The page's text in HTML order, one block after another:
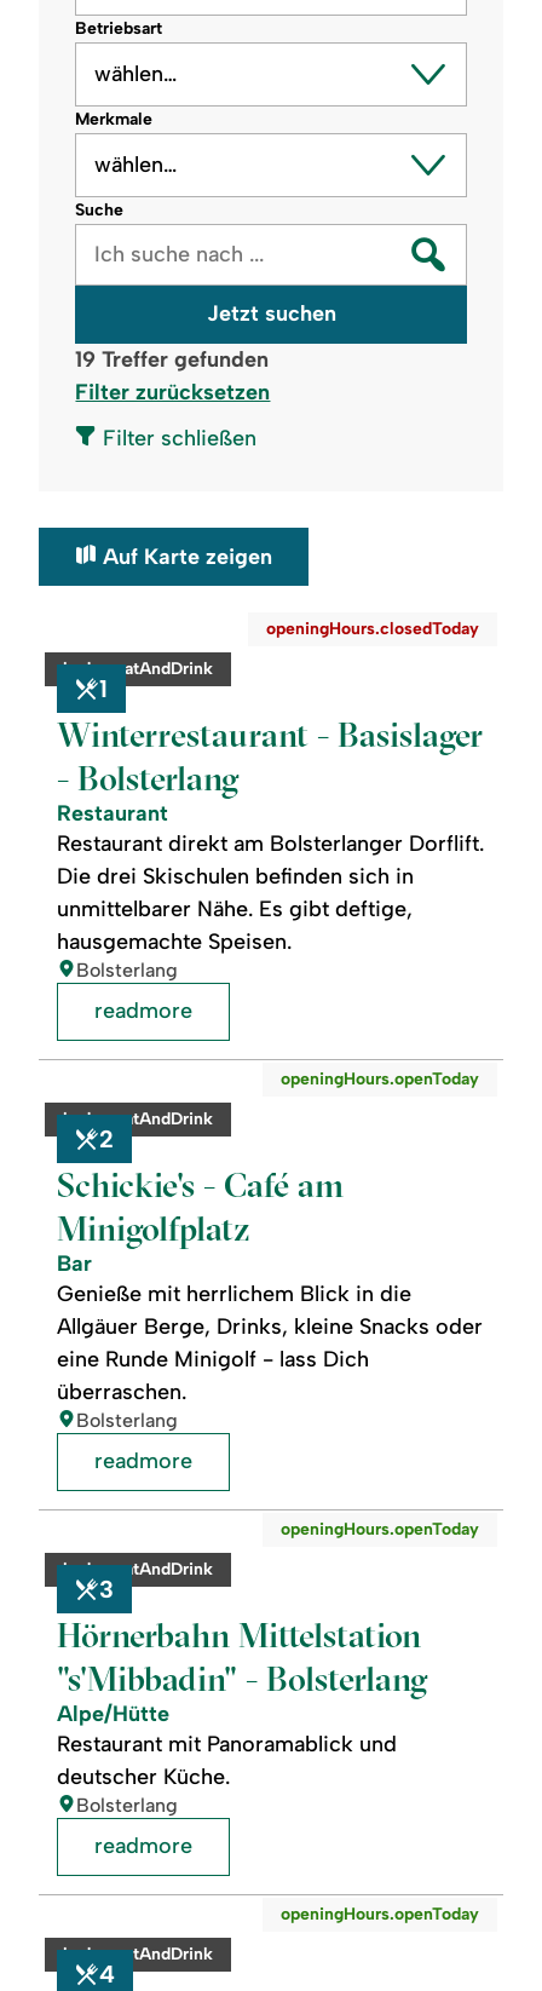
Betriebsart
wählen…
Merkmale
wählen…
Suche
Jetzt suchen
19 Treffer gefunden
Filter zurücksetzen
Filter schließen
Auf Karte zeigen
category:
badge.eatAndDrink
openingHours.closedToday
1
Winterrestaurant - Basislager
- Bolsterlang
Restaurant
Restaurant direkt am Bolsterlanger Dorflift.
Die drei Skischulen befinden sich in
unmittelbarer Nähe. Es gibt deftige,
hausgemachte Speisen.
location:
Bolsterlang
readmore:
Winterrestaurant
Basislager
Bolsterlang
readmore
category:
badge.eatAndDrink
openingHours.openToday
2
Schickie's - Café am
Minigolfplatz
Bar
Genieße mit herrlichem Blick in die
Allgäuer Berge, Drinks, kleine Snacks oder
eine Runde Minigolf - lass Dich
überraschen.
location:
Bolsterlang
readmore:
Minigolfplatz
readmore
category:
badge.eatAndDrink
openingHours.openToday
3
Hörnerbahn Mittelstation
"s'Mibbadin" - Bolsterlang
Alpe/Hütte
Restaurant mit Panoramablick und
deutscher Küche.
location:
Bolsterlang
readmore:
Mittelstation
"s'Mibbadin"
Bolsterlang
readmore
category:
badge.eatAndDrink
openingHours.openToday
4
readmore:
Nest
Bolsterlang